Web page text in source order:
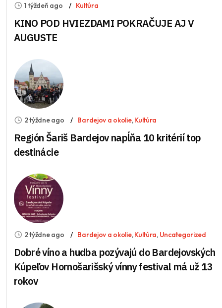
1 týždeň ago Kultúra
KINO POD HVIEZDAMI POKRAČUJE AJ V
AUGUSTE
2 týždne ago Bardejov a okolie,Kultúra
Región Šariš Bardejov napĺňa 10 kritérií top
destinácie
2 týždne ago Bardejov a okolie,Kultúra, Uncategorized
Dobré víno a hudba pozývajú do Bardejovských
Kúpeľov Hornošarišský vínny festival má už 13
rokov